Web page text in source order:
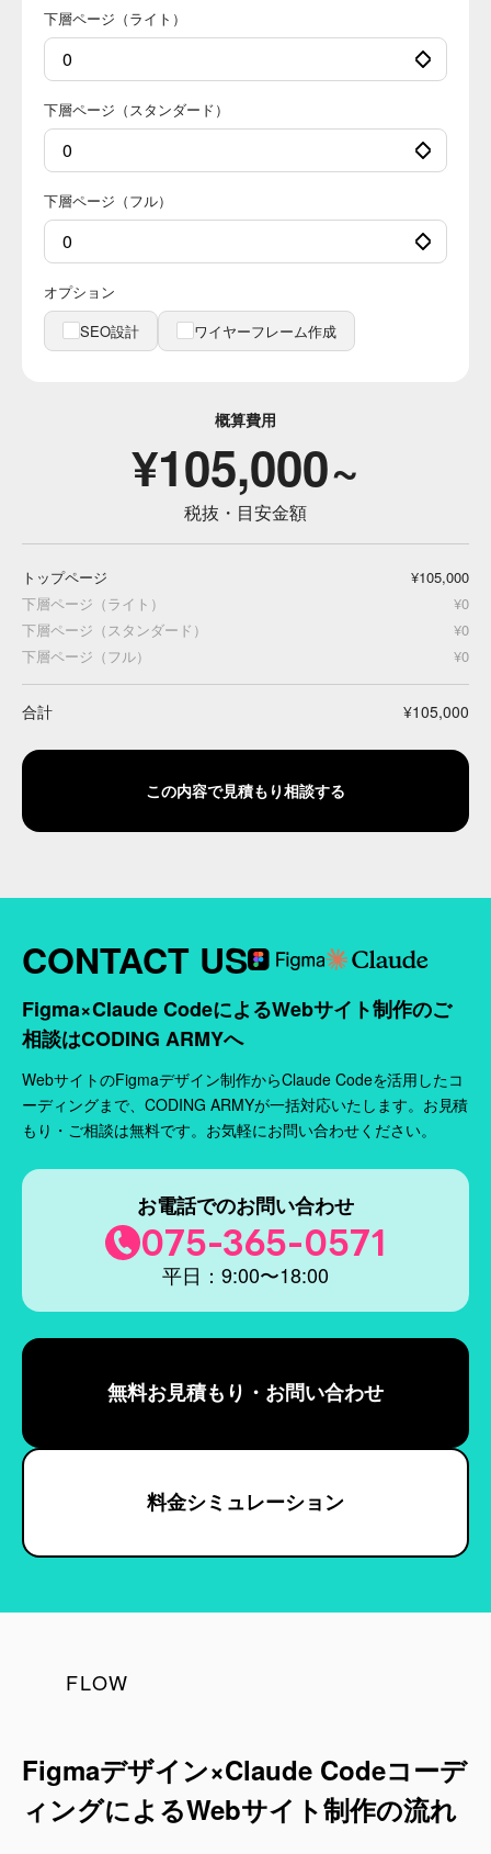
下層ページ（ライト）
下層ページ（スタンダード）
下層ページ（フル）
オプション
SEO設計
ワイヤーフレーム作成
概算費用
¥105,000~
税抜・目安金額
トップページ
¥105,000
下層ページ（ライト）
¥0
下層ページ（スタンダード）
¥0
下層ページ（フル）
¥0
合計 ¥105,000
この内容で見積もり相談する
CONTACT US
Figma×Claude CodeによるWebサイト制作のご
相談はCODING ARMYへ
WebサイトのFigmaデザイン制作からClaude Codeを活用したコ
ーディングまで、CODING ARMYが一括対応いたします。お見積
もり・ご相談は無料です。お気軽にお問い合わせください。
お電話でのお問い合わせ
075-365-0571
平日：9:00〜18:00
無料お見積もり・お問い合わせ
料金シミュレーション
FLOW
Figmaデザイン×Claude Codeコーデ
ィングによるWebサイト制作の流れ